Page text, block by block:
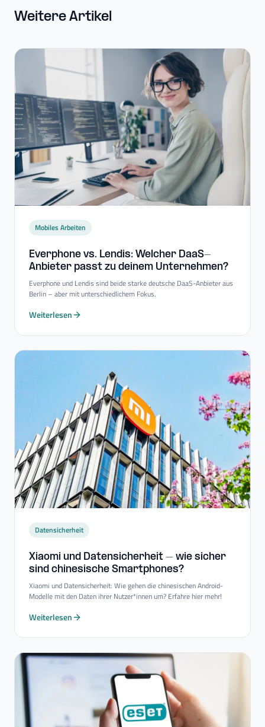
Weitere Artikel
Mobiles Arbeiten
Everphone vs. Lendis: Welcher DaaS-​
Anbieter passt zu deinem Unternehmen?
Everphone und Lendis sind beide starke deutsche DaaS-Anbieter aus
Berlin – aber mit unterschiedlichem Fokus.
Weiterlesen
Datensicherheit
Xiaomi und Datensicherheit – wie sicher
sind chinesische Smartphones?
Xiaomi und Datensicherheit: Wie gehen die chinesischen Android-
Modelle mit den Daten ihrer Nutzer*innen um? Erfahre hier mehr!
Weiterlesen